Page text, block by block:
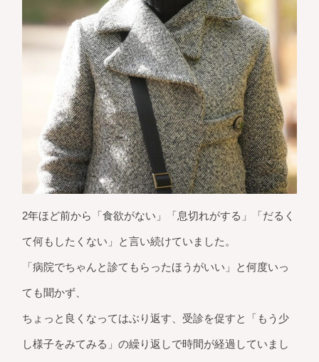
2年ほど前から「食欲がない」「息切れがする」「だるく
て何もしたくない」と言い続けていました。
「病院でちゃんと診てもらったほうがいい」と何度いっ
ても聞かず、
ちょっと良くなってはぶり返す、受診を促すと「もう少
し様子をみてみる」の繰り返しで時間が経過していまし